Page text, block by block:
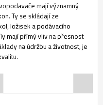
mají významný
Ty se skládají ze
ložisek a podávacího
mají přímý vliv na přesnost
na údržbu a životnost, je